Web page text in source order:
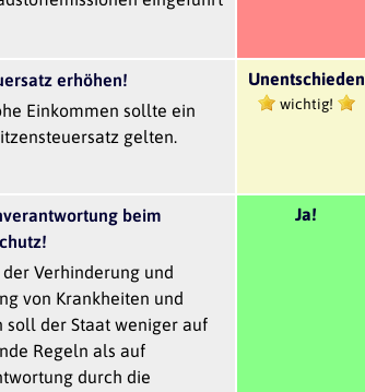
erhöhen!
Einkommen sollte ein
gelten.
Unentschieden
wichtig!
beim
Verhinderung und
von Krankheiten und
soll der Staat weniger auf
Regeln als auf
durch die
Ja!